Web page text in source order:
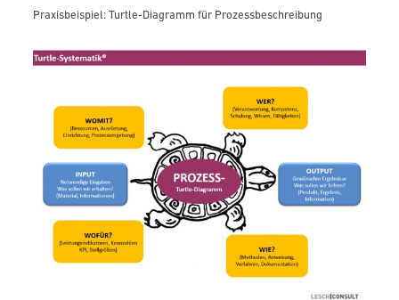
Praxisbeispiel: Turtle-Diagramm für Prozessbeschreibung